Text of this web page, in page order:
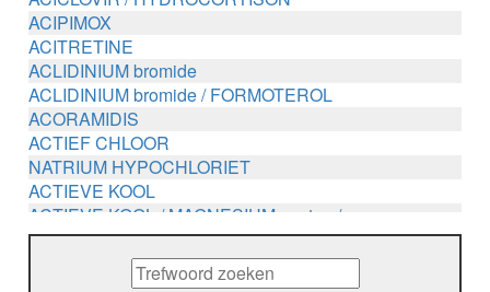
ACIPIMOX
ACITRETINE
ACLIDINIUM bromide
ACLIDINIUM bromide / FORMOTEROL
ACORAMIDIS
ACTIEF CHLOOR
NATRIUM HYPOCHLORIET
ACTIEVE KOOL
ACTIEVE KOOL / MAGNESIUM zouten /
METHENAMINE
ADALIMUMAB